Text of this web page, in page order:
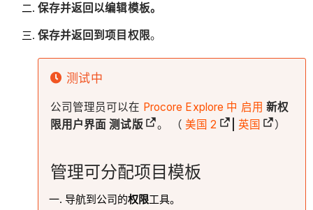
保存并返回以编辑模板。
保存并返回到项目权限。
测试中
公司管理员可以在 Procore Explore 中 启用 新权
限用户界面 测试版
。 （ 美国 2 英国 ）
管理可分配项目模板
导航到公司的权限工具。